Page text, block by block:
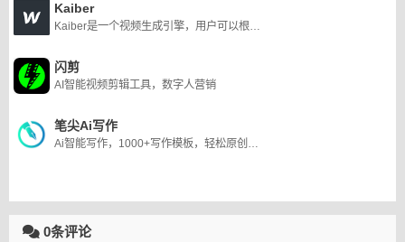
Kaiber
Kaiber是一个视频生成引擎，用户可以根据自己的图片或文字描述创建视频。它为音乐家提供了Spotify Canvas等功能，为艺术家提供了灵感，为创作者提供了内容，为未来主义者提供了乐趣，使他们能够以独特的方式表达自己，并推动AI工具的界限。
闪剪
AI智能视频剪辑工具，数字人营销
笔尖Ai写作
Ai智能写作，1000+写作模板，轻松原创，拒绝写作焦虑！一款在线Ai写作生成器
0条评论